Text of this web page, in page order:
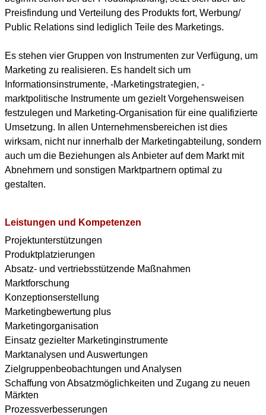
Preisfindung und Verteilung des Produkts fort, Werbung/
Public Relations sind lediglich Teile des Marketings.
Es stehen vier Gruppen von Instrumenten zur Verfügung, um
Marketing zu realisieren. Es handelt sich um
Informationsinstrumente, -Marketingstrategien, -
marktpolitische Instrumente um gezielt Vorgehensweisen
festzulegen und Marketing-Organisation für eine qualifizierte
Umsetzung. In allen Unternehmensbereichen ist dies
wirksam, nicht nur innerhalb der Marketingabteilung, sondern
auch um die Beziehungen als Anbieter auf dem Markt mit
Abnehmern und sonstigen Marktpartnern optimal zu
gestalten.
Leistungen und Kompetenzen
Projektunterstützungen
Produktplatzierungen
Absatz- und vertriebsstützende Maßnahmen
Marktforschung
Konzeptionserstellung
Marketingbewertung plus
Marketingorganisation
Einsatz gezielter Marketinginstrumente
Marktanalysen und Auswertungen
Zielgruppenbeobachtungen und Analysen
Schaffung von Absatzmöglichkeiten und Zugang zu neuen
Märkten
Prozessverbesserungen